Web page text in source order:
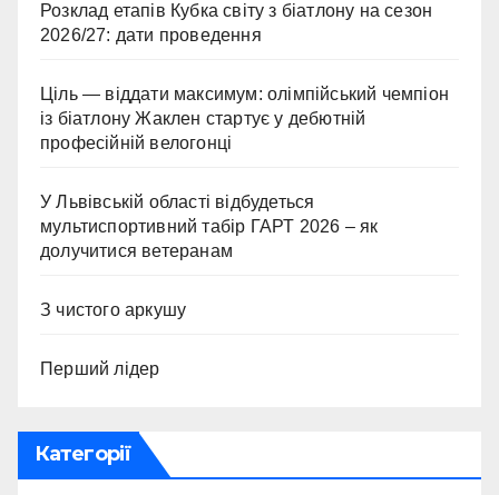
Розклад етапів Кубка світу з біатлону на сезон
2026/27: дати проведення
Ціль — віддати максимум: олімпійський чемпіон
із біатлону Жаклен стартує у дебютній
професійній велогонці
У Львівській області відбудеться
мультиспортивний табір ГАРТ 2026 – як
долучитися ветеранам
З чистого аркушу
Перший лідер
Категорії